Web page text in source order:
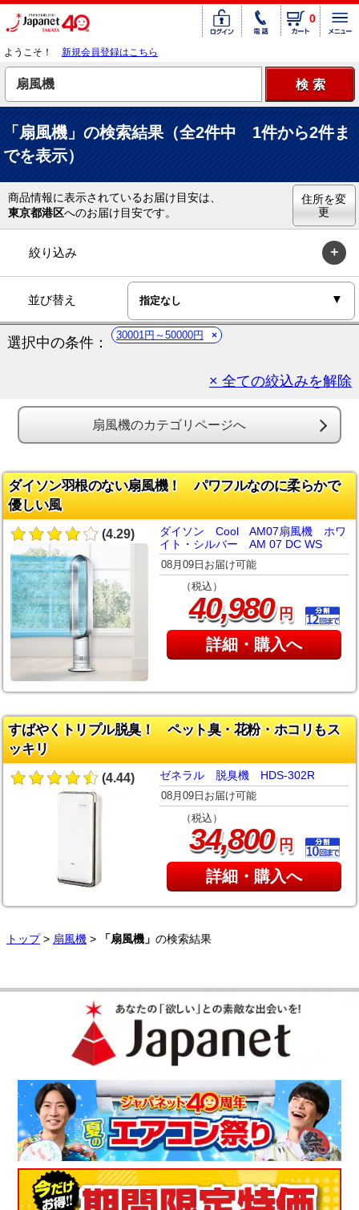
0
ようこそ！ 新規会員登録はこちら
「扇風機」の検索結果（全2件中 1件から2件ま
でを表示）
商品情報に表示されているお届け目安は、
東京都港区へのお届け目安です。
住所を変
更
絞り込み
並び替え
選択中の条件： 30001円～50000円
× 全ての絞込みを解除
扇風機のカテゴリページへ
ダイソン羽根のない扇風機！ パワフルなのに柔らかで
優しい風
(4.29)
ダイソン Cool AM07扇風機 ホワ
イト・シルバー AM 07 DC WS
08月09日お届け可能
（税込）
40,980円
詳細・購入へ
すばやくトリプル脱臭！ ペット臭・花粉・ホコリもス
ッキリ
(4.44) ゼネラル 脱臭機 HDS-302R
08月09日お届け可能
（税込）
34,800円
詳細・購入へ
トップ> 扇風機 > 「扇風機」 の検索結果